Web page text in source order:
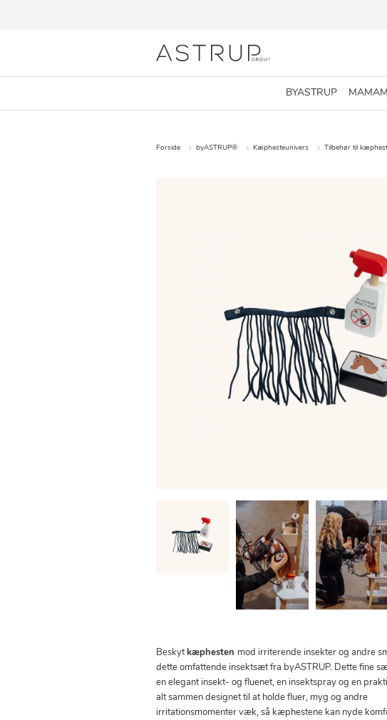
BYASTRUP
Forside byASTRUP® Kæphesteunivers Tilbehør til
Beskyt kæphesten mod irriterende insekter og andre
dette omfattende insektsæt fra byASTRUP. Dette fine
en elegant insekt- og fluenet, en insektspray og en
alt sammen designet til at holde fluer, myg og andre
irritationsmomenter væk, så kæphestene kan nyde